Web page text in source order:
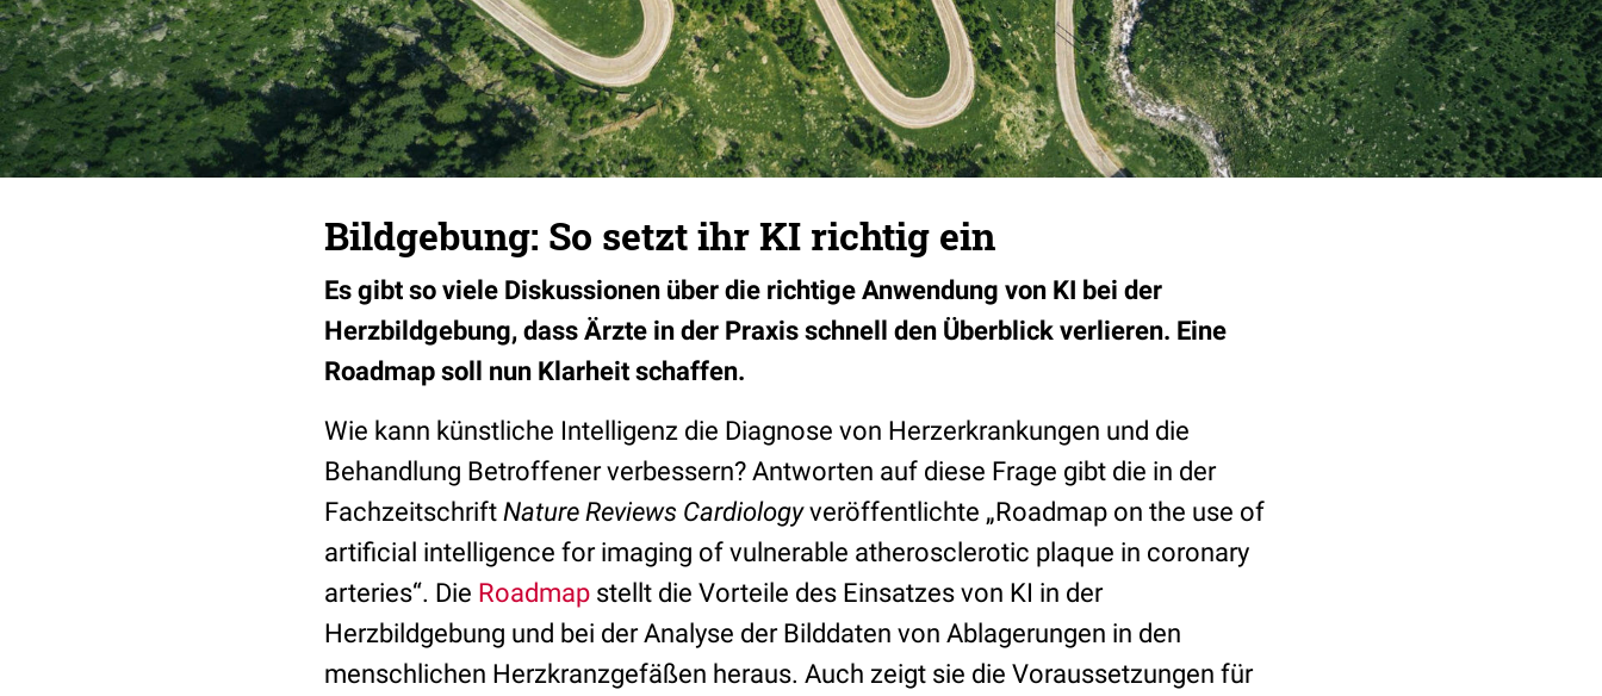
Bildgebung: So setzt ihr KI richtig ein
Es gibt so viele Diskussionen über die richtige Anwendung von KI bei der
Herzbildgebung, dass Ärzte in der Praxis schnell den Überblick verlieren. Eine
Roadmap soll nun Klarheit schaffen.
Wie kann künstliche Intelligenz die Diagnose von Herzerkrankungen und die
Behandlung Betroffener verbessern? Antworten auf diese Frage gibt die in der
Fachzeitschrift Nature Reviews Cardiologyveröffentlichte „Roadmap on the use of
artificial intelligence for imaging of vulnerable atherosclerotic plaque in coronary
arteries“. Die Roadmap stellt die Vorteile des Einsatzes von KI in der
Herzbildgebung und bei der Analyse der Bilddaten von Ablagerungen in den
menschlichen Herzkranzgefäßen heraus. Auch zeigt sie die Voraussetzungen für